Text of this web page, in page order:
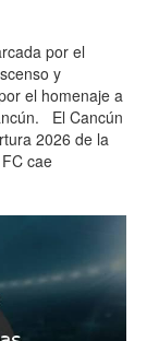
por el
y
el homenaje a
El Cancún
2026 de la
cae